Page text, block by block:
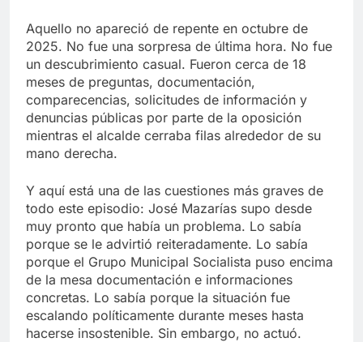
Aquello no apareció de repente en octubre de
2025. No fue una sorpresa de última hora. No fue
un descubrimiento casual. Fueron cerca de 18
meses de preguntas, documentación,
comparecencias, solicitudes de información y
denuncias públicas por parte de la oposición
mientras el alcalde cerraba filas alrededor de su
mano derecha.
Y aquí está una de las cuestiones más graves de
todo este episodio: José Mazarías supo desde
muy pronto que había un problema. Lo sabía
porque se le advirtió reiteradamente. Lo sabía
porque el Grupo Municipal Socialista puso encima
de la mesa documentación e informaciones
concretas. Lo sabía porque la situación fue
escalando políticamente durante meses hasta
hacerse insostenible. Sin embargo, no actuó.